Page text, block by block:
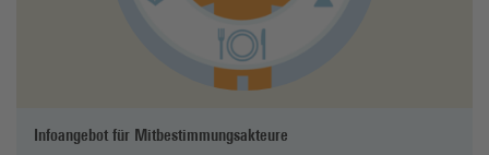
Infoangebot für Mitbestimmungsakteure